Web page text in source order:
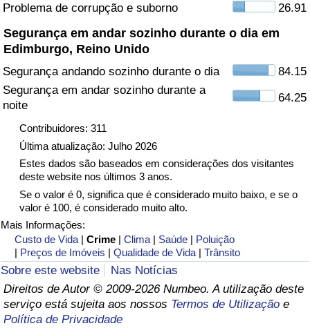
Problema de corrupção e suborno
26.91
Segurança em andar sozinho durante o dia em
Edimburgo, Reino Unido
Segurança andando sozinho durante o dia
84.15
Segurança em andar sozinho durante a
noite
64.25
Contribuidores: 311
Última atualização: Julho 2026
Estes dados são baseados em considerações dos visitantes
deste website nos últimos 3 anos.
Se o valor é 0, significa que é considerado muito baixo, e se o
valor é 100, é considerado muito alto.
Mais Informações:
Custo de Vida |Crime |Clima | Saúde | Poluição
| Preços de Imóveis |Qualidade de Vida |Trânsito
Sobre este website
Nas Notícias
Direitos de Autor © 2009-2026 Numbeo. A utilização deste
serviço está sujeita aos nossos Termos de Utilização e
Política de Privacidade
Trânsito
Indicador de Trânsito
Indicador de Trânsito (Atual)
Indicador de Trânsito por País